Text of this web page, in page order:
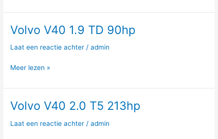
Volvo V40 1.9 TD 90hp
Laat een reactie achter /admin
Volvo
1.9
90hp
Meer lezen »
Volvo V40 2.0 T5 213hp
Laat een reactie achter /admin
Volvo
2.0